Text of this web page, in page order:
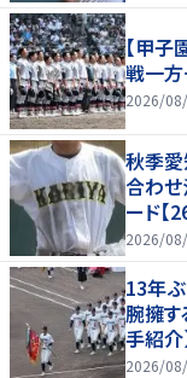
【甲子
戦一方
2026/
秋季
合わせ
ード【
2026/
13年
腕擁す
手紹介
2026/